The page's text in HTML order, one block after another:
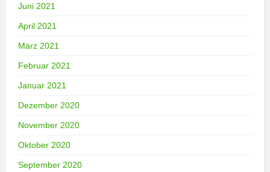
Juni 2021
April 2021
März 2021
Februar 2021
Januar 2021
Dezember 2020
November 2020
Oktober 2020
September 2020